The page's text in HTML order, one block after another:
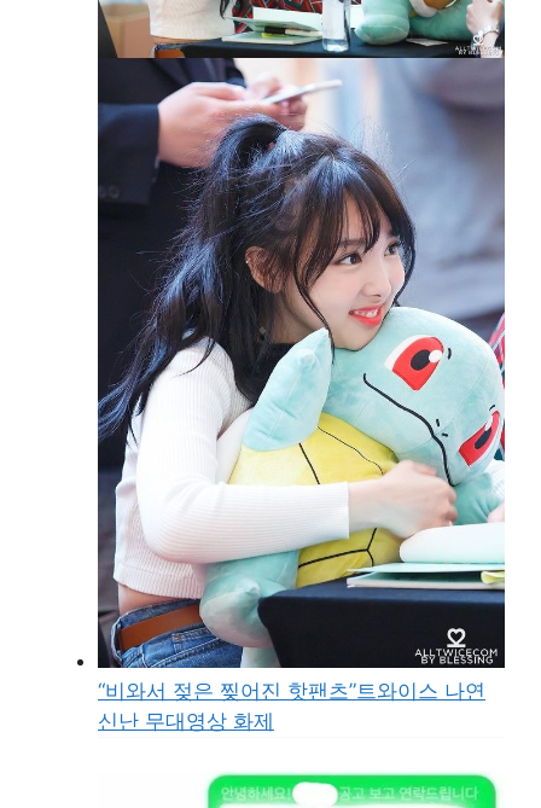
“비와서 젖은 찢어진 핫팬츠”트와이스 나연
신난 무대영상 화제